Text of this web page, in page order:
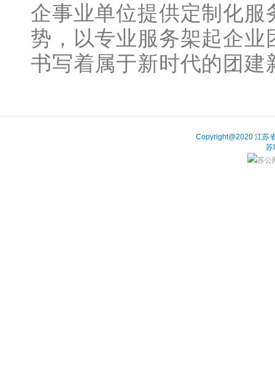
企事业单位提供定制化
势，以专业服务架起企
书写着属于新时代的团建
Copyright@2020 江苏
苏
苏公